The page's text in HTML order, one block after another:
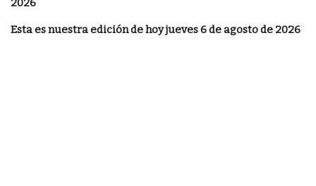
2026
Esta es nuestra edición de hoy jueves 6 de agosto de 2026